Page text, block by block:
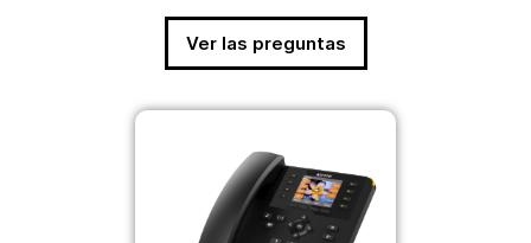
Ver las preguntas